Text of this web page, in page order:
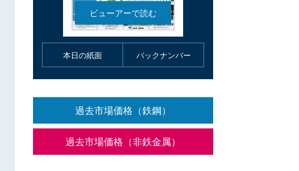
本日の紙面 バックナンバー
過去市場価格（鉄鋼）
過去市場価格（非鉄金属）